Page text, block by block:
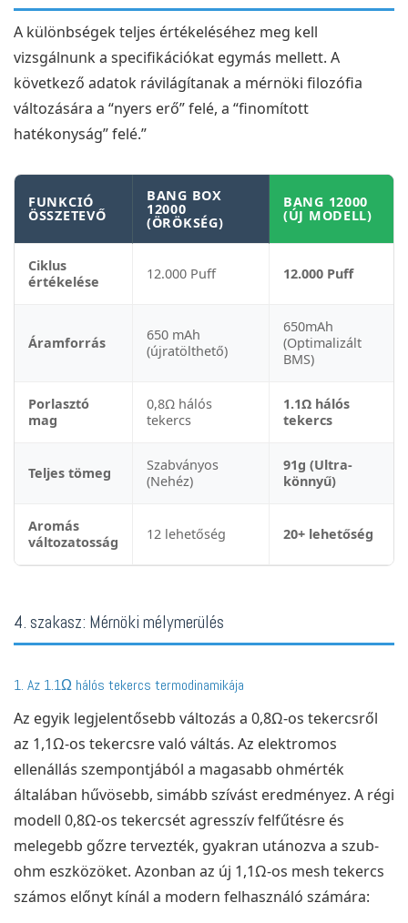
A különbségek teljes értékeléséhez meg kell
vizsgálnunk a specifikációkat egymás mellett. A
következő adatok rávilágítanak a mérnöki filozófia
változására a “nyers erő” felé, a “finomított
hatékonyság” felé.”
FUNKCIÓ
ÖSSZETEVŐ
BANG BOX
12000
(ÖRÖKSÉG)
BANG 12000
(ÚJ MODELL)
Ciklus
értékelése
12.000 Puff 12.000 Puff
Áramforrás
650 mAh
(újratölthető)
650mAh
(Optimalizált
BMS)
Porlasztó
mag
0,8Ω hálós
tekercs
1.1Ω hálós
tekercs
Teljes tömeg
Szabványos
(Nehéz)
91g (Ultra-
könnyű)
Aromás
változatosság
12 lehetőség 20+ lehetőség
4. szakasz: Mérnöki mélymerülés
1. Az 1.1Ω hálós tekercs termodinamikája
Az egyik legjelentősebb változás a 0,8Ω-os tekercsről
az 1,1Ω-os tekercsre való váltás. Az elektromos
ellenállás szempontjából a magasabb ohmérték
általában hűvösebb, simább szívást eredményez. A régi
modell 0,8Ω-os tekercsét agresszív felfűtésre és
melegebb gőzre tervezték, gyakran utánozva a szub-
ohm eszközöket. Azonban az új 1,1Ω-os mesh tekercs
számos előnyt kínál a modern felhasználó számára: